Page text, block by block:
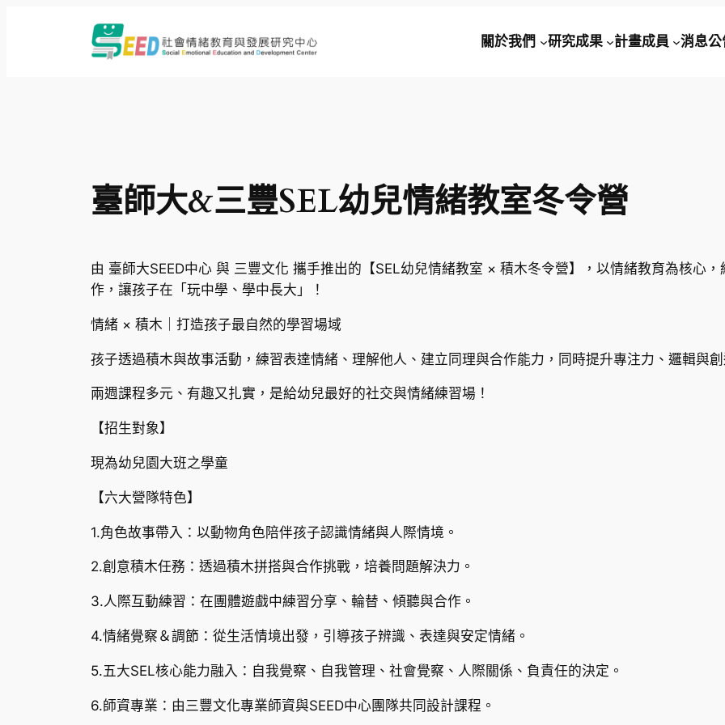
關於我們 研究成果 計畫成員 消息公
臺師大&三豐SEL幼兒情緒教室冬令營
由 臺師大SEED中心 與 三豐文化 攜手推出的【SEL幼兒情緒教室 × 積木冬令營】，以情緒教育為核心
作，讓孩子在「玩中學、學中長大」！
情緒 × 積木｜打造孩子最自然的學習場域
孩子透過積木與故事活動，練習表達情緒、理解他人、建立同理與合作能力，同時提升專注力、邏輯與
兩週課程多元、有趣又扎實，是給幼兒最好的社交與情緒練習場！
【招生對象】
現為幼兒園大班之學童
【六大營隊特色】
1.角色故事帶入：以動物角色陪伴孩子認識情緒與人際情境。
2.創意積木任務：透過積木拼搭與合作挑戰，培養問題解決力。
3.人際互動練習：在團體遊戲中練習分享、輪替、傾聽與合作。
4.情緒覺察＆調節：從生活情境出發，引導孩子辨識、表達與安定情緒。
5.五大SEL核心能力融入：自我覺察、自我管理、社會覺察、人際關係、負責任的決定。
6.師資專業：由三豐文化專業師資與SEED中心團隊共同設計課程。